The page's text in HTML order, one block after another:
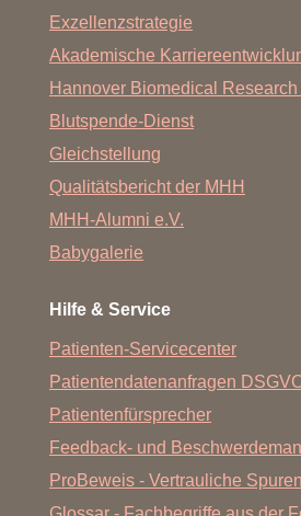
Exzellenzstrategie
Akademische
Hannover Biomedical Research
Blutspende-Dienst
Gleichstellung
Qualitätsbericht der MHH
MHH-Alumni e.V.
Babygalerie
Hilfe & Service
Patienten-Servicecenter
Patientendatenanfragen
Patientenfürsprecher
Feedback- und
ProBeweis - Vertrauliche